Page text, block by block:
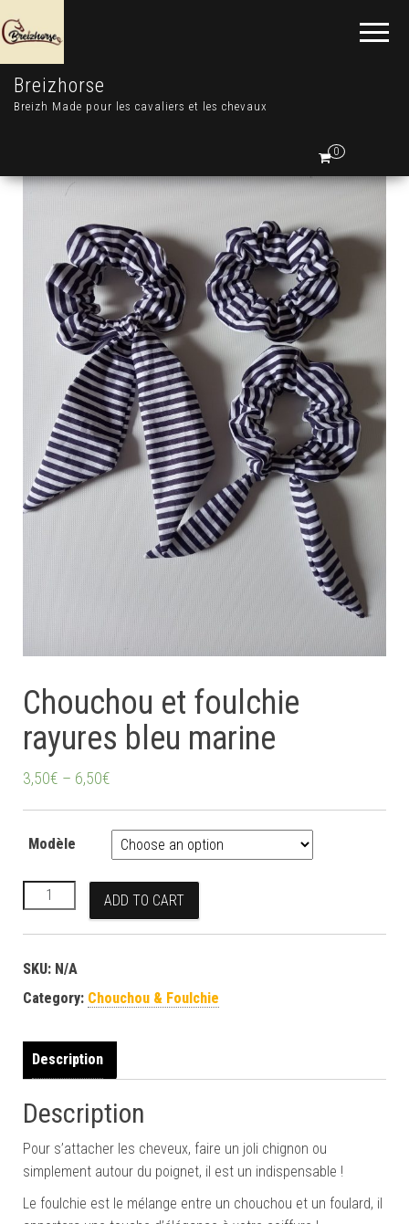
Breizhorse
Breizh Made pour les cavaliers et les chevaux
0
Chouchou et foulchie
rayures bleu marine
3,50€ – 6,50€
Modèle
Chouchou et foulchie rayures bleu marine quantity
ADD TO CART
SKU: N/A
Category: Chouchou & Foulchie
Description
Description
Pour s’attacher les cheveux, faire un joli chignon ou
simplement autour du poignet, il est un indispensable !
Le foulchie est le mélange entre un chouchou et un foulard, il